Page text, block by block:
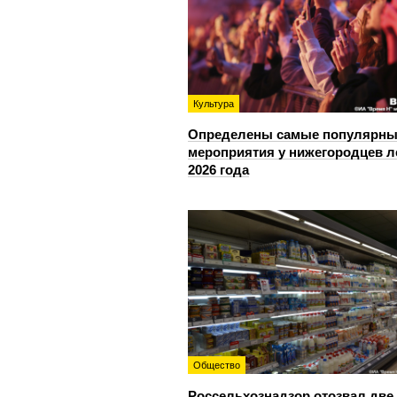
Культура
Определены самые
мероприятия у нижегородцев
2026 года
Общество